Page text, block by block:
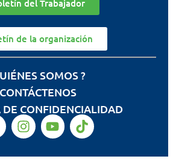
del Trabajador
de la organización
SOMOS ?
CONTÁCTENOS
DE CONFIDENCIALIDAD